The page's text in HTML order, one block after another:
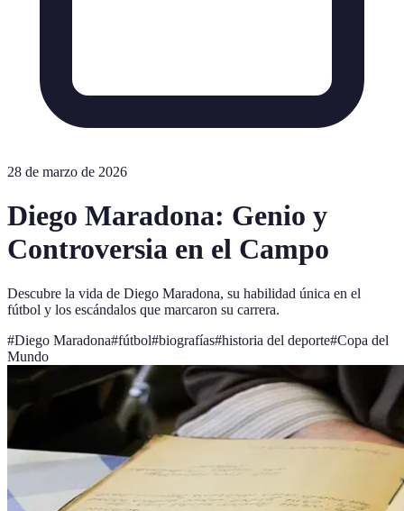
28 de marzo de 2026
Diego Maradona: Genio y
Controversia en el Campo
Descubre la vida de Diego Maradona, su habilidad única en el
fútbol y los escándalos que marcaron su carrera.
#Diego Maradona#fútbol#biografías#historia del deporte#Copa del
Mundo